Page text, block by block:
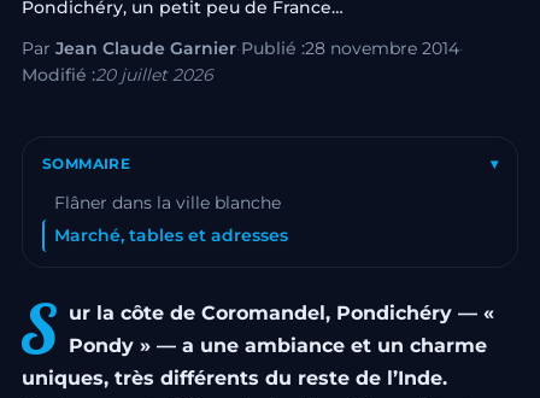
Pondichéry, un petit peu de France…
Par Jean Claude Garnier·Publié :28 novembre 2014·
Modifié :20 juillet 2026
SOMMAIRE ▾
Flâner dans la ville blanche
Marché, tables et adresses
S ur la côte de Coromandel, Pondichéry — «
Pondy » — a une ambiance et un charme
uniques, très différents du reste de l’Inde.